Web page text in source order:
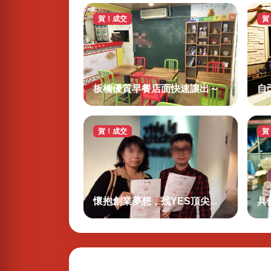
賀！成交
板橋優質早餐店面快速讓出～
賀
自
賀！成交
懷抱創業夢想，找YES頂尖...
賀
具